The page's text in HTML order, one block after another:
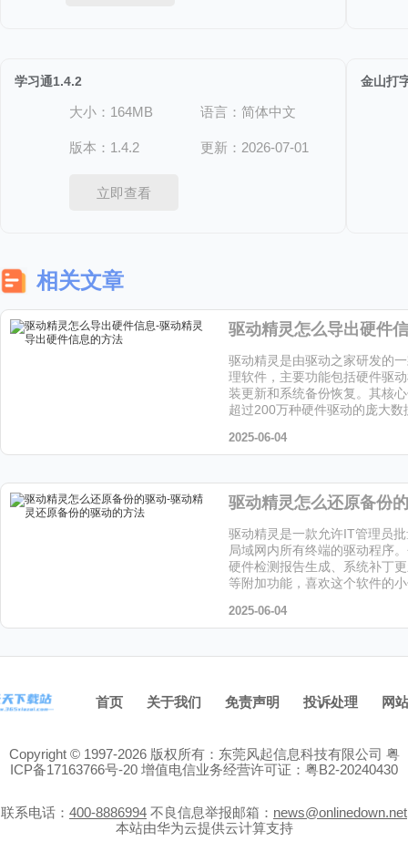
学习通1.4.2
大小：164MB 语言：简体中文
版本：1.4.2 更新：2026-07-01
立即查看
金山打
相关文章
驱动精灵是由驱动之家研发的
理软件，主要功能包括硬件驱
装更新和系统备份恢复。其核
超过200万种硬件驱动的庞大数
2025-06-04
驱动精灵是一款允许IT管理员
局域网内所有终端的驱动程序
硬件检测报告生成、系统补丁
等附加功能，喜欢这个软件的
2025-06-04
首页 关于我们 免责声明 投诉处理 网
Copyright © 1997-2026 版权所有：东莞风起信息科技有限公司 粤
ICP备17163766号-20 增值电信业务经营许可证：粤B2-20240430
联系电话： 400-8886994 不良信息举报邮箱： news@onlinedown.net
本站由华为云提供云计算支持